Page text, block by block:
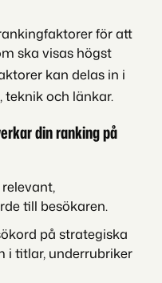
för att
ska visas högst
kan delas in i
och länkar.
din ranking på
till besökaren.
på strategiska
i titlar, underrubriker